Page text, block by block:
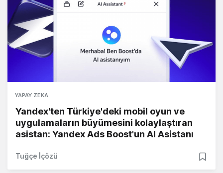
YAPAY ZEKA
Yandex'ten Türkiye'deki mobil oyun ve
uygulamaların büyümesini kolaylaştıran
asistan: Yandex Ads Boost'un AI Asistanı
Tuğçe İçözü